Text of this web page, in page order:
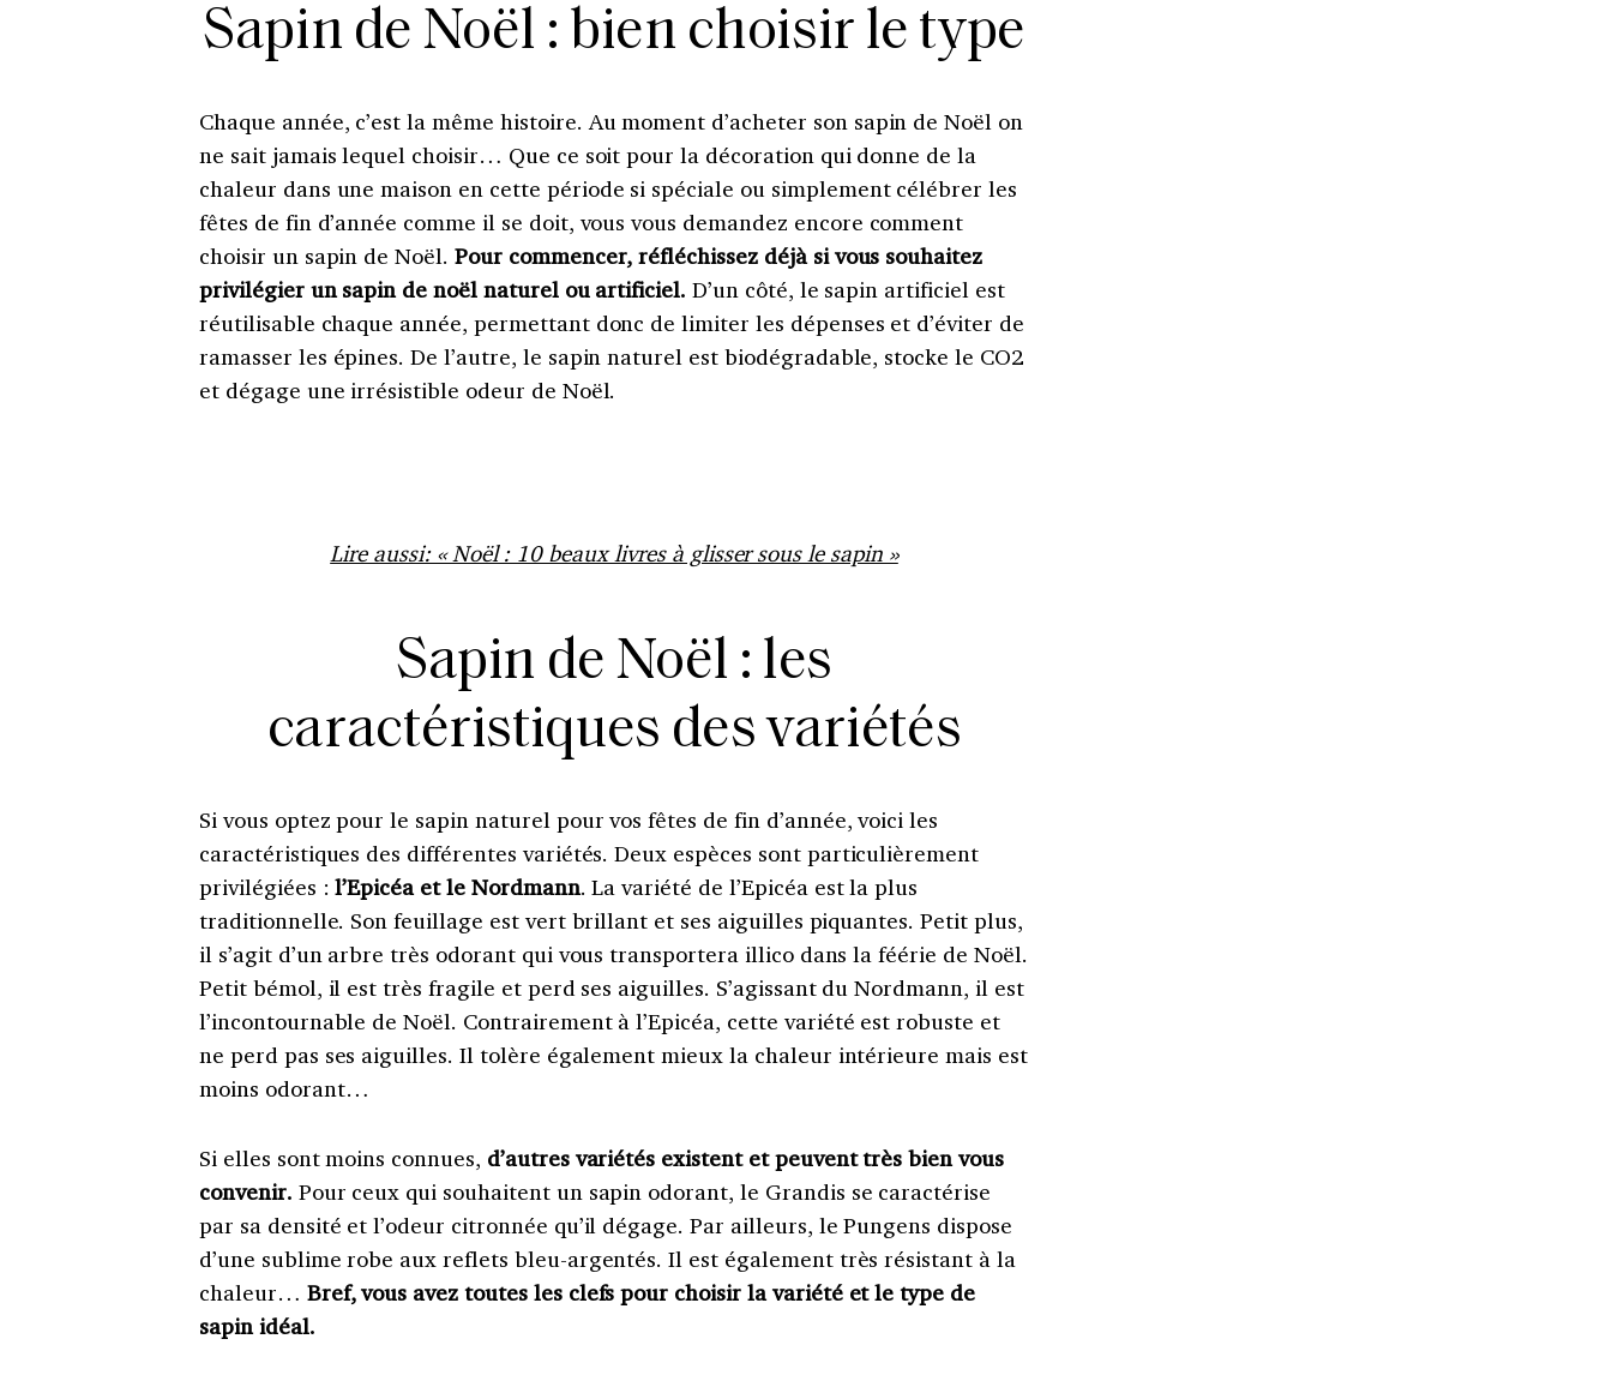
Sapin de Noël : bien choisir le type
Chaque année, c’est la même histoire. Au moment d’acheter son sapin de Noël on
ne sait jamais lequel choisir… Que ce soit pour la décoration qui donne de la
chaleur dans une maison en cette période si spéciale ou simplement célébrer les
fêtes de fin d’année comme il se doit, vous vous demandez encore comment
choisir un sapin de Noël.Pour commencer, réfléchissez déjà si vous souhaitez
privilégier un sapin de noël naturel ou artificiel.D’un côté, le sapin artificiel est
réutilisable chaque année, permettant donc de limiter les dépenses et d’éviter de
ramasser les épines. De l’autre, le sapin naturel est biodégradable, stocke le CO2
et dégage une irrésistible odeur de Noël.
Lire aussi: « Noël : 10 beaux livres à glisser sous le sapin »
Sapin de Noël : les
caractéristiques des variétés
Si vous optez pour le sapin naturel pour vos fêtes de fin d’année, voici les
caractéristiques des différentes variétés. Deux espèces sont particulièrement
privilégiées : l’Epicéa et le Nordmann. La variété de l’Epicéa est la plus
traditionnelle. Son feuillage est vert brillant et ses aiguilles piquantes. Petit plus,
il s’agit d’un arbre très odorant qui vous transportera illico dans la féérie de Noël.
Petit bémol, il est très fragile et perd ses aiguilles. S’agissant du Nordmann, il est
l’incontournable de Noël. Contrairement à l’Epicéa, cette variété est robuste et
ne perd pas ses aiguilles. Il tolère également mieux la chaleur intérieure mais est
moins odorant…
Si elles sont moins connues, d’autres variétés existent et peuvent très bien vous
convenir. Pour ceux qui souhaitent un sapin odorant, le Grandis se caractérise
par sa densité et l’odeur citronnée qu’il dégage. Par ailleurs, le Pungens dispose
d’une sublime robe aux reflets bleu-argentés. Il est également très résistant à la
chaleur… Bref, vous avez toutes les clefs pour choisir la variété et le type de
sapin idéal.